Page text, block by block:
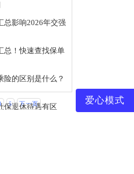
总影响2026年交强
总！快速查找保单
险的区别是什么？
保退休待遇有区
5 下一页 爱心模式